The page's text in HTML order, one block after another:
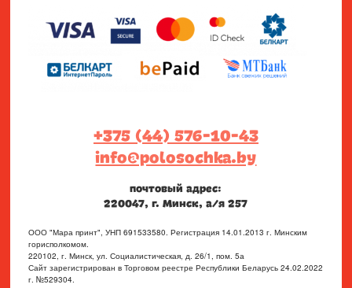
+375 (44) 576-10-43
info@polosochka.by
почтовый адрес:
220047, г. Минск, а/я 257
ООО "Мара принт", УНП 691533580. Регистрация 14.01.2013 г. Минским
горисполкомом.
220102, г. Минск, ул. Социалистическая, д. 26/1, пом. 5а
Сайт зарегистрирован в Торговом реестре Республики Беларусь 24.02.2022
г. №529304.